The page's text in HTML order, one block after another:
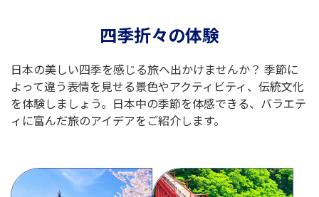
四季折々の体験
日本の美しい四季を感じる旅へ出かけませんか？ 季節に
よって違う表情を見せる景色やアクティビティ、伝統文化
を体験しましょう。日本中の季節を体感できる、バラエテ
ィに富んだ旅のアイデアをご紹介します。